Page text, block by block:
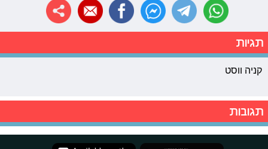
תגיות
קניה ווסט
תגובות